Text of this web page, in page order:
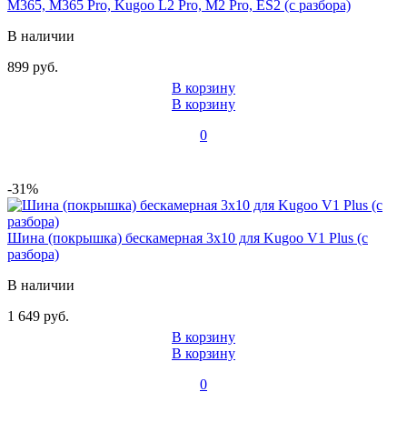
M365, M365 Pro, Kugoo L2 Pro, M2 Pro, ES2 (с разбора)
В наличии
899 руб.
В корзину
В корзину
0
-31%
Шина (покрышка) бескамерная 3x10 для Kugoo V1 Plus (с
разбора)
В наличии
1 649 руб.
В корзину
В корзину
0